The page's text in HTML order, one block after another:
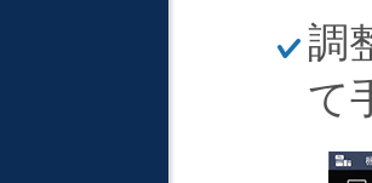
ほ
そ
く
調
て